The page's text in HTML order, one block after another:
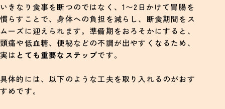
いきなり食事を断つのではなく、1〜2日かけて胃腸を
慣らすことで、身体への負担を減らし、断食期間をス
ムーズに迎えられます。準備期をおろそかにすると、
頭痛や低血糖、便秘などの不調が出やすくなるため、
実は とても重要なステップです。
具体的には、以下のような工夫を取り入れるのがおす
すめです。